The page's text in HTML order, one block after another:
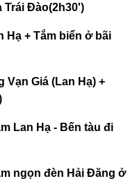
Trái Đào(2h30')
Hạ + Tắm biển ở bãi
Vạn Giá (Lan Hạ) +
Lan Hạ - Bến tàu đi
ngọn đèn Hải Đăng ở